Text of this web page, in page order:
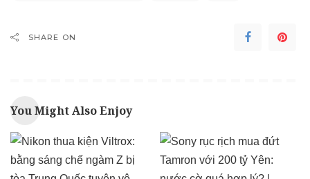
SHARE ON
You Might Also Enjoy